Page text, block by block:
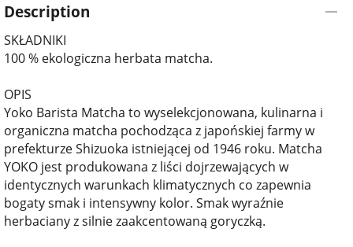
Description
SKŁADNIKI
100 % ekologiczna herbata matcha.
OPIS
Yoko Barista Matcha to wyselekcjonowana, kulinarna i
organiczna matcha pochodząca z japońskiej farmy w
prefekturze Shizuoka istniejącej od 1946 roku. Matcha
YOKO jest produkowana z liści dojrzewających w
identycznych warunkach klimatycznych co zapewnia
bogaty smak i intensywny kolor. Smak wyraźnie
herbaciany z silnie zaakcentowaną goryczką.